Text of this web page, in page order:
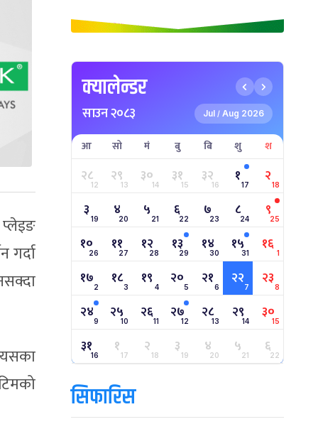
गर्दा
क्यालेन्डर
साउन २०८३ Jul / Aug 2026
आ सो मं बु बि शु श
२८12 २९13 ३०14 ३१15 ३२16 १17 २18
३ 19 ४20 ५ 21 ६22 ७23 ८24 ९25
१०26 ११27 १२28 १३29 १४30 १५31 १६ 1
१७2 १८3 १९ 4 २०5 २१6 २२7 २३8
२४9 २५10 २६11 २७12 २८13 २९14 ३०15
३१16 १17 २18 ३19 ४20 ५21 ६22
सिफारिस